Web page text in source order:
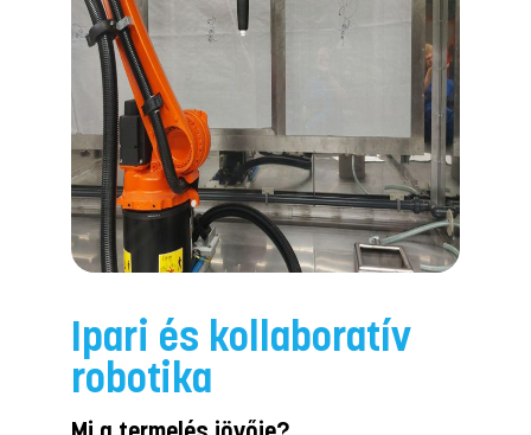
javítás
Egyedi alkatrészek
meghibásodása?
tervezésére, gyártására
4 tengelyes marógépek,